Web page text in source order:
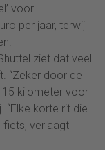
voor
per jaar, terwijl
ziet dat veel
“Zeker door de
kilometer voor
“Elke korte rit die
fiets, verlaagt